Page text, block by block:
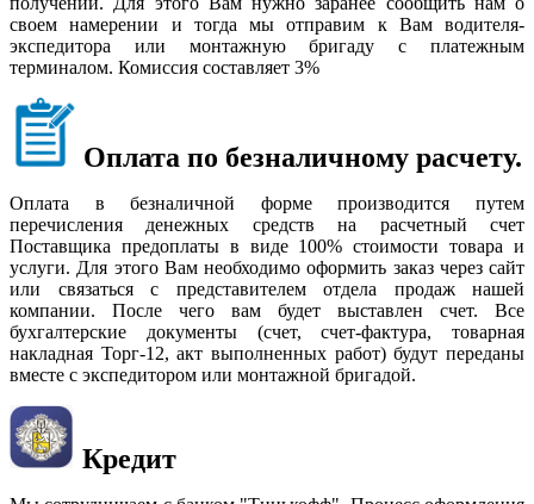
своем намерении и тогда мы отправим к Вам водителя-
экспедитора или монтажную бригаду с платежным
терминалом. Комиссия составляет 3%
Оплата по безналичному расчету.
Оплата в безналичной форме производится путем
перечисления денежных средств на расчетный счет
Поставщика предоплаты в виде 100% стоимости товара и
услуги. Для этого Вам необходимо оформить заказ через сайт
или связаться с представителем отдела продаж нашей
компании. После чего вам будет выставлен счет. Все
бухгалтерские документы (счет, счет-фактура, товарная
накладная Торг-12, акт выполненных работ) будут переданы
вместе с экспедитором или монтажной бригадой.
Кредит